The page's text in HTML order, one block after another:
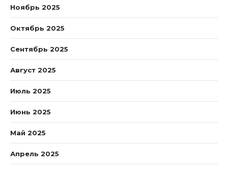
Ноябрь 2025
Октябрь 2025
Сентябрь 2025
Август 2025
Июль 2025
Июнь 2025
Май 2025
Апрель 2025